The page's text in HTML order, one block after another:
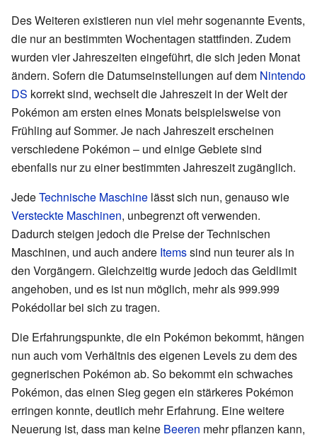
Des Weiteren existieren nun viel mehr sogenannte Events,
die nur an bestimmten Wochentagen stattfinden. Zudem
wurden vier Jahreszeiten eingeführt, die sich jeden Monat
ändern. Sofern die Datumseinstellungen auf dem Nintendo
DS korrekt sind, wechselt die Jahreszeit in der Welt der
Pokémon am ersten eines Monats beispielsweise von
Frühling auf Sommer. Je nach Jahreszeit erscheinen
verschiedene Pokémon – und einige Gebiete sind
ebenfalls nur zu einer bestimmten Jahreszeit zugänglich.
JedeTechnische Maschine lässt sich nun, genauso wie
Versteckte Maschinen, unbegrenzt oft verwenden.
Dadurch steigen jedoch die Preise der Technischen
Maschinen, und auch andere Itemssind nun teurer als in
den Vorgängern. Gleichzeitig wurde jedoch das Geldlimit
angehoben, und es ist nun möglich, mehr als 999.999
Pokédollar bei sich zu tragen.
Die Erfahrungspunkte, die ein Pokémon bekommt, hängen
nun auch vom Verhältnis des eigenen Levels zu dem des
gegnerischen Pokémon ab. So bekommt ein schwaches
Pokémon, das einen Sieg gegen ein stärkeres Pokémon
erringen konnte, deutlich mehr Erfahrung. Eine weitere
Neuerung ist, dass man keine Beeren mehr pflanzen kann,